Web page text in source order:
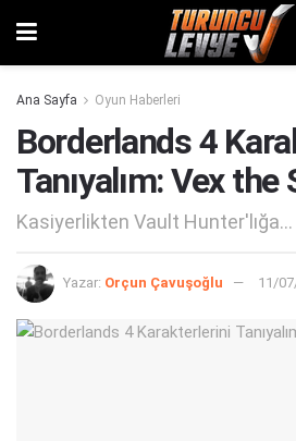
Ana Sayfa Oyun Haberleri
Borderlands 4
Tanıyalım: Vex the
Kasiyerlikten Vault Hunter'lığa...
Yazar: Orçun Çavuşoğlu 11/